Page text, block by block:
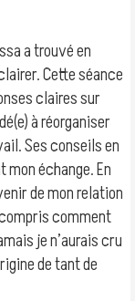
a trouvé en
Cette séance
claires sur
à réorganiser
Ses conseils en
mon échange. En
de mon relation
comment
je n’aurais cru
de tant de